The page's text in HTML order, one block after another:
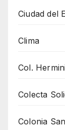
Ciudad del
Clima
Col.
Colecta
Colonia